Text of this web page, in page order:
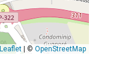
Leaflet © OpenStreetMap